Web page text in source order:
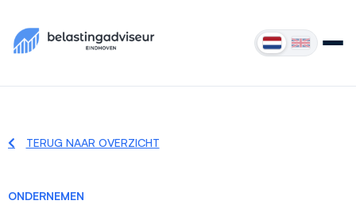
TERUG NAAR OVERZICHT
ONDERNEMEN